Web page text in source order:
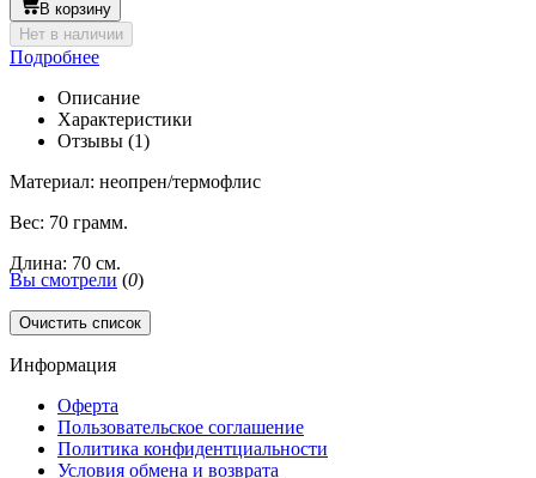
В корзину
Нет в наличии
Подробнее
Описание
Характеристики
Отзывы (1)
Материал: неопрен/термофлис
Вес: 70 грамм.
Длина: 70 см.
Вы смотрели (0)
Очистить список
Информация
Оферта
Пользовательское соглашение
Политика конфидентциальности
Условия обмена и возврата